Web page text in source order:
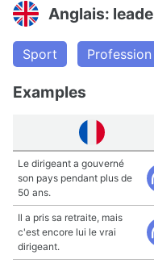
Anglais:
Sport Profession
Examples
Le dirigeant a gouverné
son pays pendant plus de
50 ans.
Il a pris sa retraite, mais
c'est encore lui le vrai
dirigeant.